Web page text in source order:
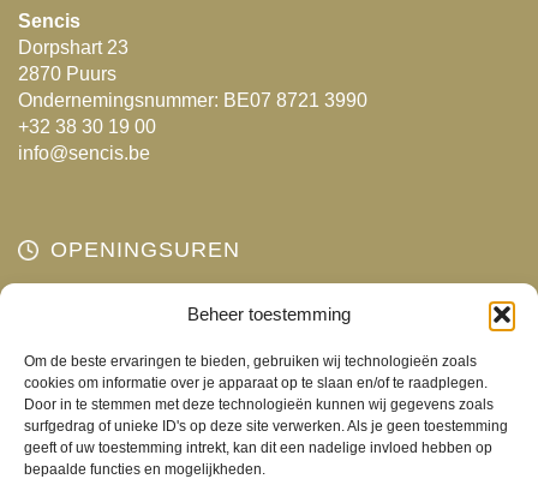
Beheer toestemming
Om de beste ervaringen te bieden, gebruiken wij technologieën zoals
cookies om informatie over je apparaat op te slaan en/of te raadplegen.
Door in te stemmen met deze technologieën kunnen wij gegevens zoals
surfgedrag of unieke ID's op deze site verwerken. Als je geen toestemming
geeft of uw toestemming intrekt, kan dit een nadelige invloed hebben op
bepaalde functies en mogelijkheden.
op
de
Sencis
Dorpshart 23
2870 Puurs
Ondernemingsnummer: BE07 8721 3990
+32 38 30 19 00
info@sencis.be
OPENINGSUREN
Gesloten
Woensdag
10:00 - 18:00
Donderdag
10:00 - 18:00
Vrijdag
10:00 - 18:00